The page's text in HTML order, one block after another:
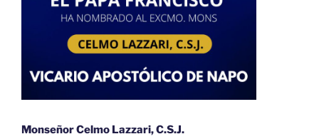
Monseñor Celmo Lazzari, C.S.J.